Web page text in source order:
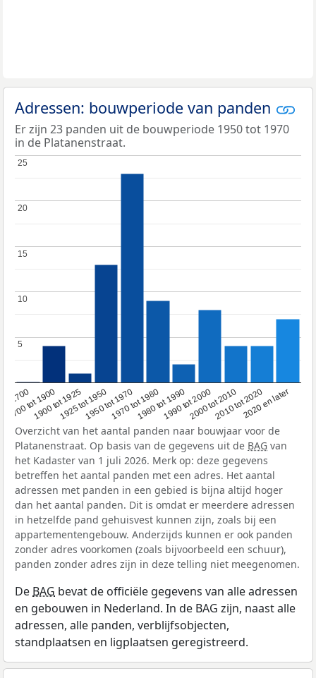
Adressen: bouwperiode van panden
Er zijn 23 panden uit de bouwperiode 1950 tot 1970
in de Platanenstraat.
1700
1700 tot 1900
1900 tot 19251925 tot 19501950 tot 19701970 tot 19801980 tot 19901990 tot 20002000 tot 20102010 tot 20202020 en later
5
5
10
10
15
15
20
20
25
25
Overzicht van het aantal panden naar bouwjaar voor de
Platanenstraat. Op basis van de gegevens uit de BAG van
het Kadaster van 1 juli 2026. Merk op: deze gegevens
betreffen het aantal panden met een adres. Het aantal
adressen met panden in een gebied is bijna altijd hoger
dan het aantal panden. Dit is omdat er meerdere adressen
in hetzelfde pand gehuisvest kunnen zijn, zoals bij een
appartementengebouw. Anderzijds kunnen er ook panden
zonder adres voorkomen (zoals bijvoorbeeld een schuur),
panden zonder adres zijn in deze telling niet meegenomen.
De BAG bevat de officiële gegevens van alle adressen
en gebouwen in Nederland. In de BAG zijn, naast alle
adressen, alle panden, verblijfsobjecten,
standplaatsen en ligplaatsen geregistreerd.